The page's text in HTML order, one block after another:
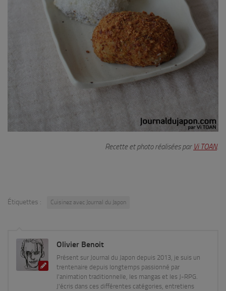
Recette et photo réalisées par Vi TOAN.
Étiquettes : Cuisinez avec Journal du Japon
Olivier Benoit
Présent sur Journal du Japon depuis 2013, je suis un
trentenaire depuis longtemps passionné par
l'animation traditionnelle, les mangas et les J-RPG.
J'écris dans ces différentes catégories, entretiens